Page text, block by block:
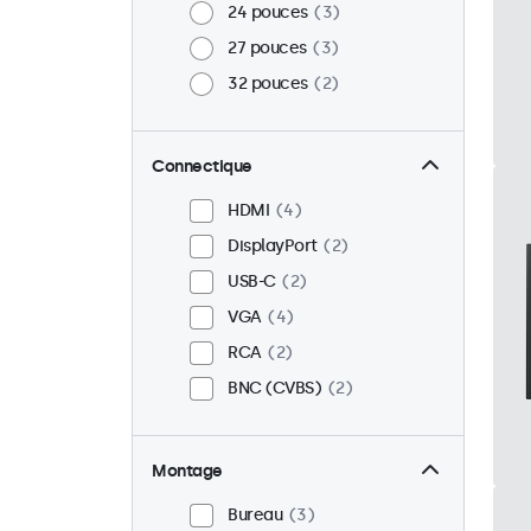
24 pouces
3
27 pouces
3
32 pouces
2
Connectique
HDMI
4
DisplayPort
2
USB-C
2
VGA
4
RCA
2
BNC (CVBS)
2
Montage
Bureau 3